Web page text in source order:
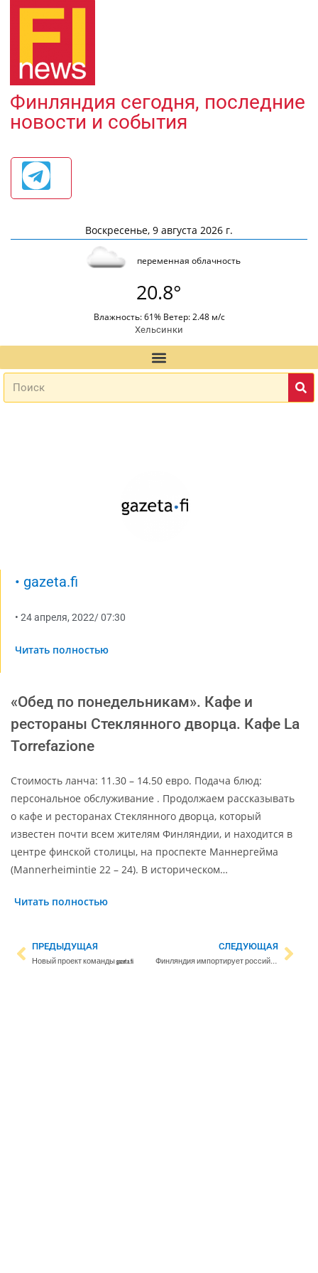
Финляндия сегодня, последние
новости и события
Воскресенье, 9 августа 2026 г.
переменная облачность
20.8°
Влажность: 61% Ветер: 2.48 м/с
Хельсинки
• gazeta.fi
• 24 апреля, 2022/07:30
Читать полностью
«Обед по понедельникам». Кафе и
рестораны Стеклянного дворца. Кафе La
Torrefazione
Стоимость ланча: 11.30 – 14.50 евро. Подача блюд:
персональное обслуживание . Продолжаем рассказывать
о кафе и ресторанах Стеклянного дворца, который
известен почти всем жителям Финляндии, и находится в
центре финской столицы, на проспекте Маннергейма
(Mannerheimintie 22 – 24). В историческом…
Читать полностью
ПРЕДЫДУЩАЯ
Новый проект команды gazeta.fi
СЛЕДУЮЩАЯ
Финляндия импортирует российскую нефть и тратит на это миллиарды евро